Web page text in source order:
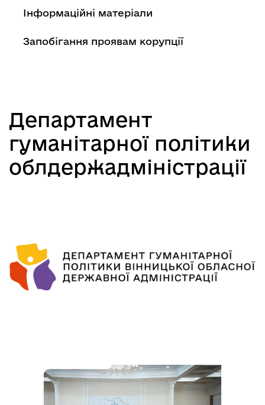
Інформаційні матеріали
Запобігання проявам корупції
Департамент
гуманітарної політики
облдержадміністрації